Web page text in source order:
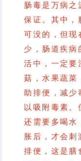
肠毒是万病之
保证。其中，
可没的，但现
少，肠道疾病
活中，一定要
菇，水果蔬菜
助排便，减少
以吸附毒素。
还需要多喝水
胀后，才会刺
排便，这是膳